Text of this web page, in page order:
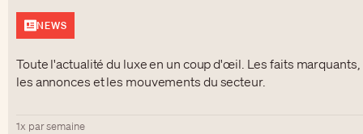
NEWS
Toute l'actualité du luxe en un coup d'œil. Les faits marquants,
les annonces et les mouvements du secteur.
1x par semaine